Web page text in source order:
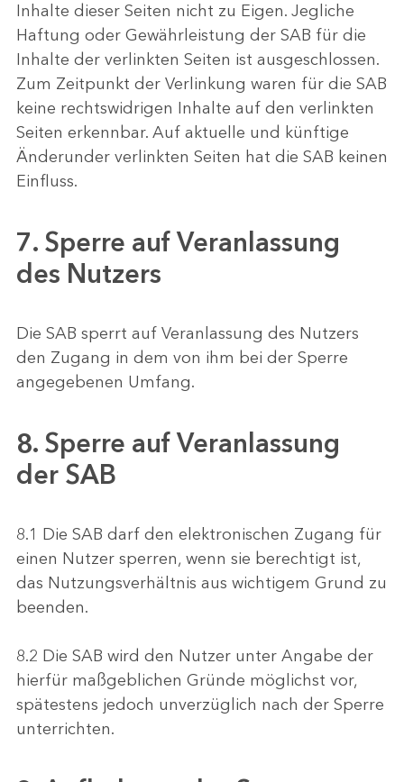
Inhalte dieser Seiten nicht zu Eigen. Jegliche
Haftung oder Gewährleistung der SAB für die
Inhalte der verlinkten Seiten ist ausgeschlossen.
Zum Zeitpunkt der Verlinkung waren für die SAB
keine rechtswidrigen Inhalte auf den verlinkten
Seiten erkennbar. Auf aktuelle und künftige
Änderunder verlinkten Seiten hat die SAB keinen
Einfluss.
7. Sperre auf Veranlassung
des Nutzers
Die SAB sperrt auf Veranlassung des Nutzers
den Zugang in dem von ihm bei der Sperre
angegebenen Umfang.
8. Sperre auf Veranlassung
der SAB
8.1 Die SAB darf den elektronischen Zugang für
einen Nutzer sperren, wenn sie berechtigt ist,
das Nutzungsverhältnis aus wichtigem Grund zu
beenden.
8.2 Die SAB wird den Nutzer unter Angabe der
hierfür maßgeblichen Gründe möglichst vor,
spätestens jedoch unverzüglich nach der Sperre
unterrichten.